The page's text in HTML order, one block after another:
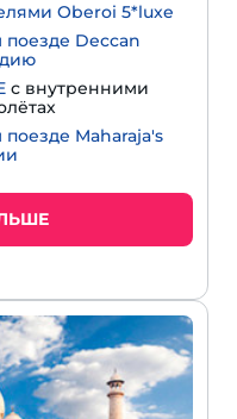
Oberoi 5*luxe
Deccan
с внутренними
Maharaja's